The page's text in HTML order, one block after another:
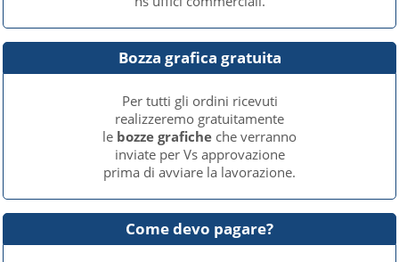
Bozza grafica gratuita
Per tutti gli ordini ricevuti
realizzeremo gratuitamente
le bozze grafiche che verranno
inviate per Vs approvazione
prima di avviare la lavorazione.
Come devo pagare?